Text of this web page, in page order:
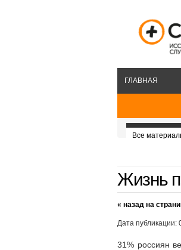
ГЛАВНАЯ
Все
Жизнь
« назад на
Дата публикации:
31% россиян